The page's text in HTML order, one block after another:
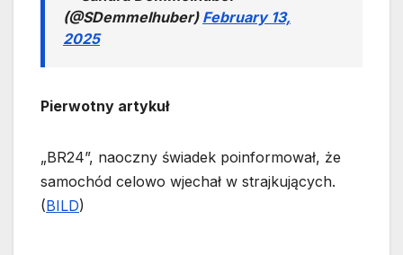
(@SDemmelhuber) February 13,
2025
Pierwotny artykuł
„BR24”, naoczny świadek poinformował, że
samochód celowo wjechał w strajkujących.
(BILD)